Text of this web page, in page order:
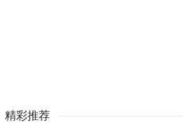
精彩推荐